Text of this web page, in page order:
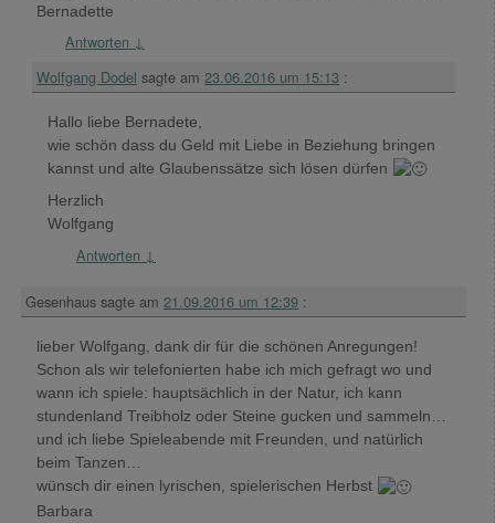
Bernadette
Antworten ↓
Wolfgang Dodel sagte am 23.06.2016 um 15:13 :
Hallo liebe Bernadete,
wie schön dass du Geld mit Liebe in Beziehung bringen
kannst und alte Glaubenssätze sich lösen dürfen
Herzlich
Wolfgang
Antworten ↓
Gesenhaus sagte am 21.09.2016 um 12:39 :
lieber Wolfgang, dank dir für die schönen Anregungen!
Schon als wir telefonierten habe ich mich gefragt wo und
wann ich spiele: hauptsächlich in der Natur, ich kann
stundenland Treibholz oder Steine gucken und sammeln…
und ich liebe Spieleabende mit Freunden, und natürlich
beim Tanzen…
wünsch dir einen lyrischen, spielerischen Herbst
Barbara